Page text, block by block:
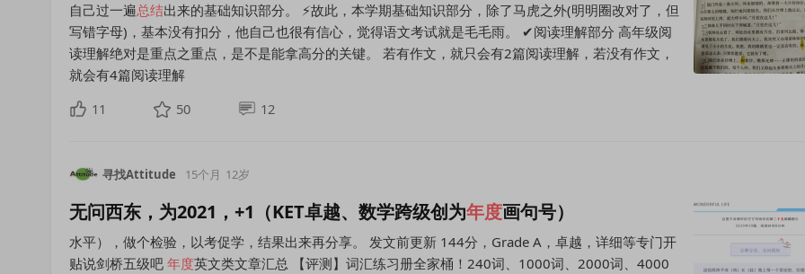
自己过一遍总结出来的基础知识部分。 ⚡故此，本学期基础知识部分，除了马虎之外(明明圈改对了，但
写错字母)，基本没有扣分，他自己也很有信心，觉得语文考试就是毛毛雨。 ✔阅读理解部分 高年级阅
读理解绝对是重点之重点，是不是能拿高分的关键。 若有作文，就只会有2篇阅读理解，若没有作文，
就会有4篇阅读理解
11
50 12
寻找Attitude 15个月 12岁
无问西东，为2021，+1（KET卓越、数学跨级创为年度画句号）
水平），做个检验，以考促学，结果出来再分享。 发文前更新 144分，Grade A，卓越，详细等专门开
贴说剑桥五级吧 年度英文类文章汇总 【评测】词汇练习册全家桶！240词、1000词、2000词、4000